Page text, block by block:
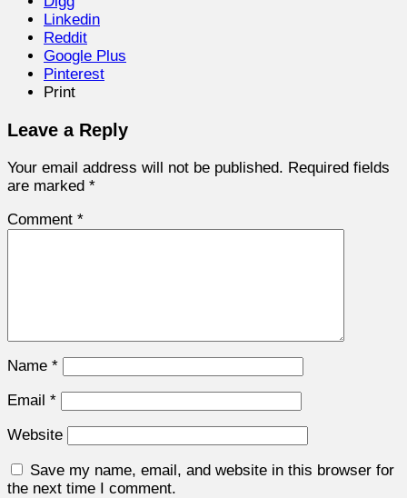
Linkedin
Reddit
Google Plus
Pinterest
Print
Leave a Reply
Your email address will not be published. Required fields
are marked *
Comment *
Name *
Email *
Website
Save my name, email, and website in this browser for
the next time I comment.